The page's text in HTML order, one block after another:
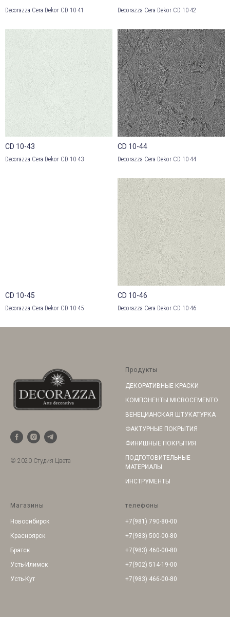
Decorazza Cera Dekor CD 10-41 Decorazza Cera Dekor CD 10-42
CD 10-43
Decorazza Cera Dekor CD 10-43
CD 10-44
Decorazza Cera Dekor CD 10-44
CD 10-45
Decorazza Cera Dekor CD 10-45
CD 10-46
Decorazza Cera Dekor CD 10-46
© 2020 Студия Цвета
Продукты
ДЕКОРАТИВНЫЕ КРАСКИ
КОМПОНЕНТЫ MICROCEMENTO
ВЕНЕЦИАНСКАЯ ШТУКАТУРКА
ФАКТУРНЫЕ ПОКРЫТИЯ
ФИНИШНЫЕ ПОКРЫТИЯ
ПОДГОТОВИТЕЛЬНЫЕ
МАТЕРИАЛЫ
ИНСТРУМЕНТЫ
Магазины
Новосибирск
Красноярск
Братск
Усть-Илимск
Усть-Кут
телефоны
+7(981) 790-80-00
+7(983) 500-00-80
+7(983) 460-00-80
+7(902) 514-19-00
+7(983) 466-00-80